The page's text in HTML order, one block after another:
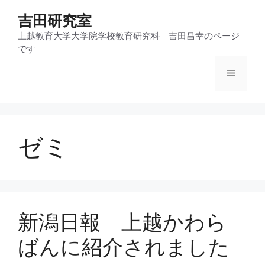
吉田研究室
上越教育大学大学院学校教育研究科 吉田昌幸のページ
です
メ
ゼミ
新潟日報 上越かわら
ばんに紹介されました